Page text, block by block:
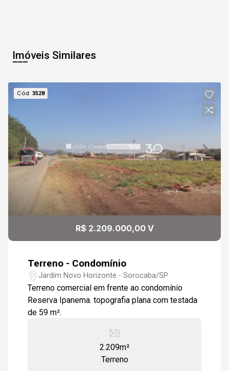
Imóveis Similares
Cód.3528
R$ 2.209.000,00 V
Terreno - Condomínio
Jardim Novo Horizonte - Sorocaba/SP
Terreno comercial em frente ao condomínio
Reserva Ipanema. topografia plana com testada
de 59 m².
2.209m²
Terreno